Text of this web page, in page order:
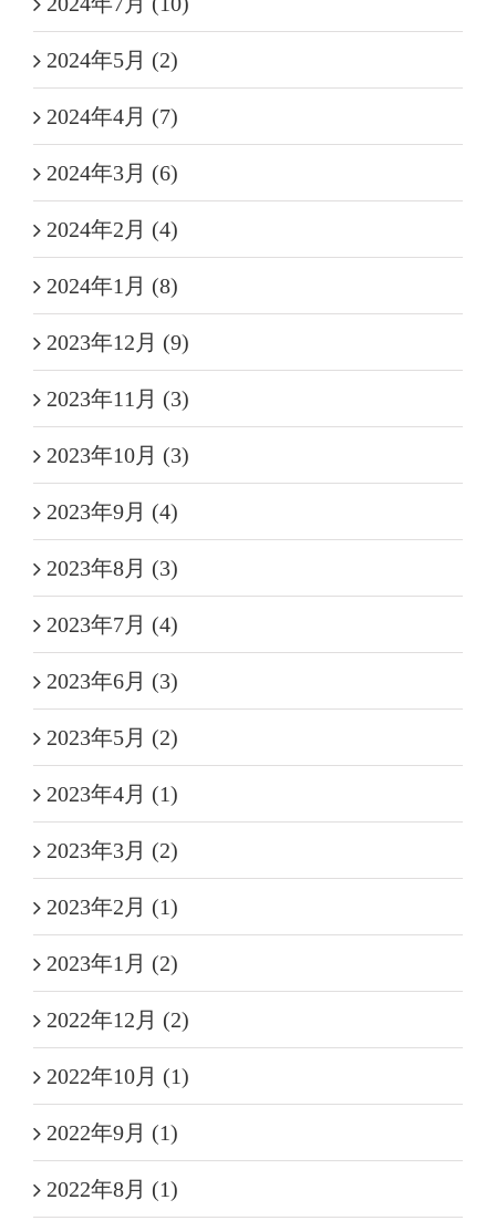
2024年5月 (2)
2024年4月 (7)
2024年3月 (6)
2024年2月 (4)
2024年1月 (8)
2023年12月 (9)
2023年11月 (3)
2023年10月 (3)
2023年9月 (4)
2023年8月 (3)
2023年7月 (4)
2023年6月 (3)
2023年5月 (2)
2023年4月 (1)
2023年3月 (2)
2023年2月 (1)
2023年1月 (2)
2022年12月 (2)
2022年10月 (1)
2022年9月 (1)
2022年8月 (1)